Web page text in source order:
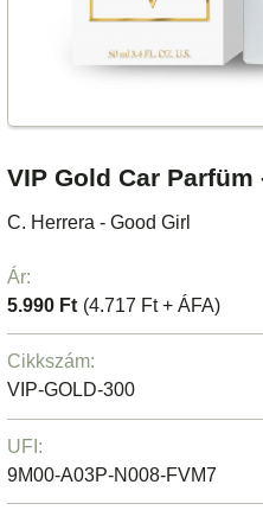
VIP Gold Car Parfüm
C. Herrera - Good Girl
Ár:
5.990 Ft (4.717 Ft + ÁFA)
Cikkszám:
VIP-GOLD-300
UFI:
9M00-A03P-N008-FVM7